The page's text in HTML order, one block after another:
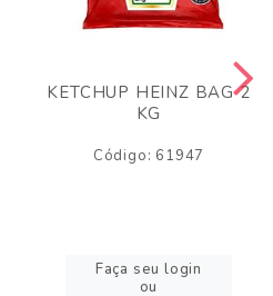
KETCHUP HEINZ BAG 2
KG
Código: 61947
Faça seu login
ou